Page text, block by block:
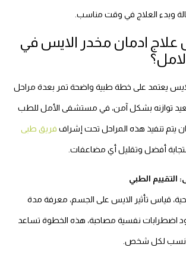
وبدء العلاج في وقت مناسب.
علاج ادمان مخدر الايس في
يعتمد على خطة طبية واضحة تمر بعدة مراحل
توازنه بشكل آمن، في مستشفى الأمل للطب
يتم تنفيذ هذه المراحل تحت إشراف فريق طبى
أفضل وتقليل أي مضاعفات.
التقييم الطبي
قياس تأثير الايس على الجسم، معرفة مدة
اضطرابات نفسية مصاحبة، هذه الخطوة تساعد
الأنسب لكل شخص.